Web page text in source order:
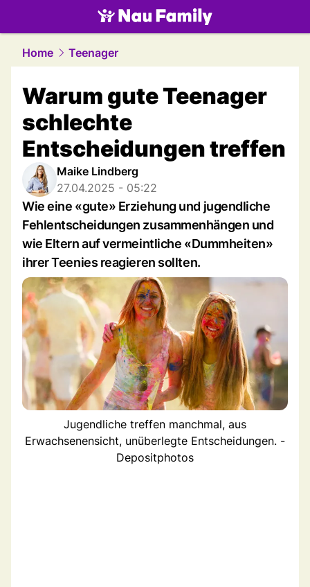
family.NAU.ch
Home Teenager
Warum gute Teenager
schlechte
Entscheidungen treffen
Maike Lindberg
27.04.2025 - 05:22
Wie eine «gute» Erziehung und jugendliche
Fehlentscheidungen zusammenhängen und
wie Eltern auf vermeintliche «Dummheiten»
ihrer Teenies reagieren sollten.
Jugendliche treffen manchmal, aus
Erwachsenensicht, unüberlegte Entscheidungen. -
Depositphotos